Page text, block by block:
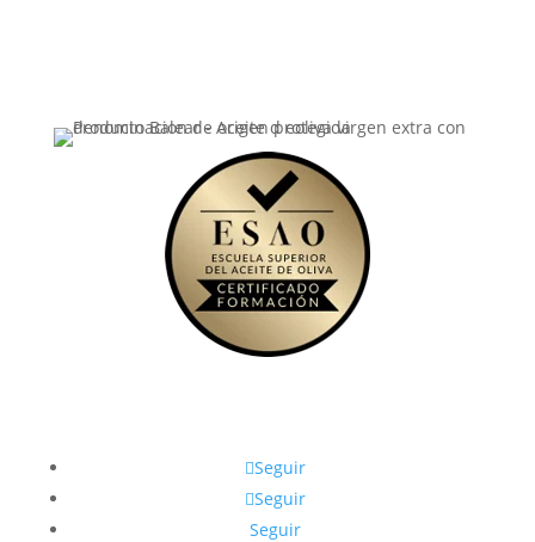
Seguir
Seguir
Seguir